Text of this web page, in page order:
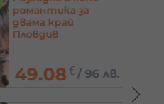
романтика за
двама край
Пловдив
49.08€/ 96 лв.